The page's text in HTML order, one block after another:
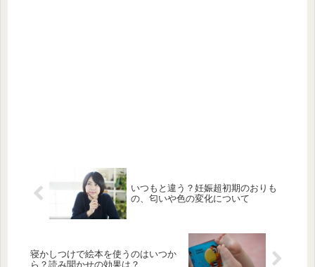
いつもと違う？妊娠超初期のおりも
の、匂いや色の変化について
寝かしつけで絵本を使うのはいつか
ら？読み聞かせの効果は？